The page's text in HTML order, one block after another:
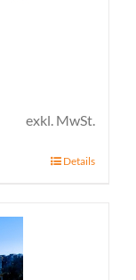
exkl. MwSt.
Details